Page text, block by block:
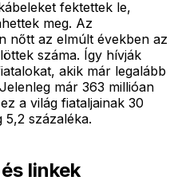
fektettek le,
meg. Az
nőtt az elmúlt években az
száma. Így hívják
akik már legalább
már 363 millióan
a világ fiataljainak 30
5,2 százaléka.
linkek